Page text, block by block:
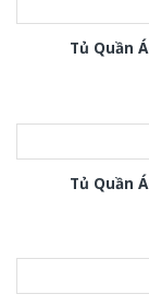
Tủ Quần
Tủ Quần